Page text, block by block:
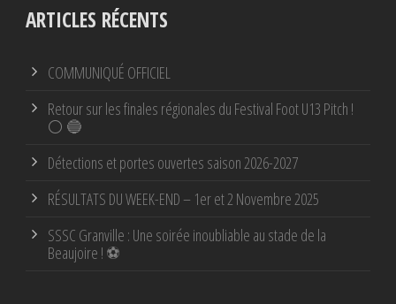
ARTICLES RÉCENTS
COMMUNIQUÉ OFFICIEL
Retour sur les finales régionales du Festival Foot U13 Pitch !
⚪ 🔵
Détections et portes ouvertes saison 2026-2027
RÉSULTATS DU WEEK-END – 1er et 2 Novembre 2025
SSSC Granville : Une soirée inoubliable au stade de la
Beaujoire ! ⚽